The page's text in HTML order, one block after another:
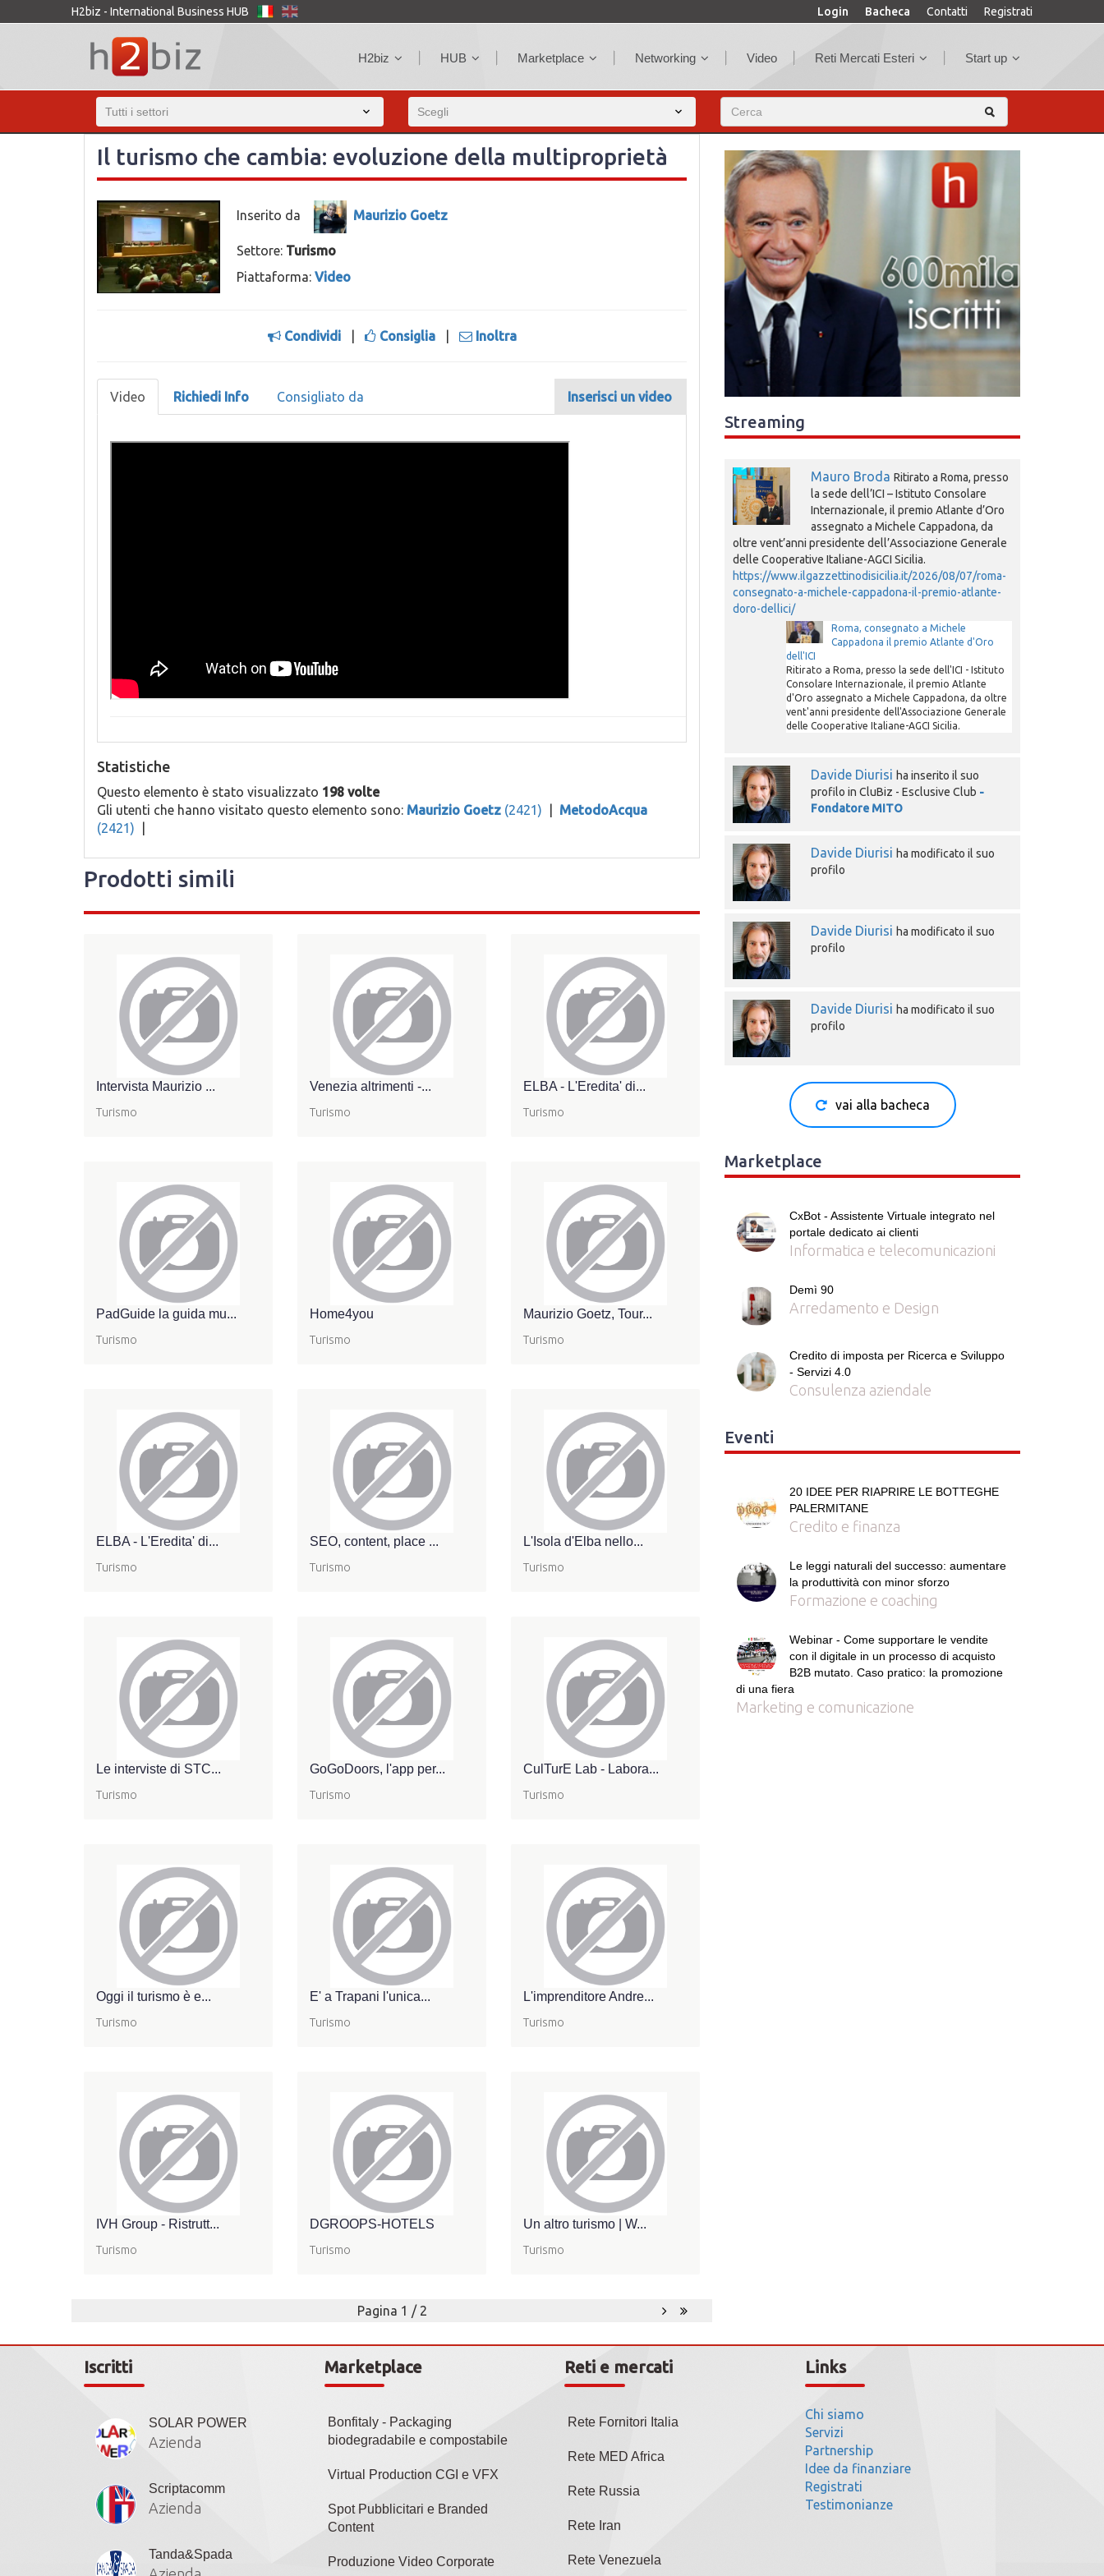
H2biz - International Business HUB Login Bacheca Contatti Registrati
H2biz HUB Marketplace Networking Video Reti Mercati Esteri Start up
Il turismo che cambia: evoluzione della multiproprietà
Inserito da Maurizio Goetz
Settore: Turismo
Piattaforma: Video
Condividi| Consiglia Inoltra
Video Richiedi Info Consigliato da Inserisci un video
Statistiche
Questo elemento è stato visualizzato 198 volte
Gli utenti che hanno visitato questo elemento sono: Maurizio Goetz (2421)
MetodoAcqua
(2421)
Prodotti simili
Intervista Maurizio ...
Turismo
Venezia altrimenti -...
Turismo
ELBA - L'Eredita' di...
Turismo
PadGuide la guida mu...
Turismo
Home4you
Turismo
Maurizio Goetz, Tour...
Turismo
ELBA - L'Eredita' di...
Turismo
SEO, content, place ...
Turismo
L'Isola d'Elba nello...
Turismo
Le interviste di STC...
Turismo
GoGoDoors, l'app per...
Turismo
CulTurE Lab - Labora...
Turismo
Oggi il turismo è e...
Turismo
E' a Trapani l'unica...
Turismo
L'imprenditore Andre...
Turismo
IVH Group - Ristrutt...
Turismo
DGROOPS-HOTELS
Turismo
Un altro turismo | W...
Turismo
Pagina 1 / 2
Streaming
Mauro Broda Ritirato a Roma, presso
la sede dell’ICI – Istituto Consolare
Internazionale, il premio Atlante d’Oro
assegnato a Michele Cappadona, da
oltre vent’anni presidente dell’Associazione Generale
delle Cooperative Italiane-AGCI Sicilia.
https://www.ilgazzettinodisicilia.it/2026/08/07/roma-
consegnato-a-michele-cappadona-il-premio-atlante-
doro-dellici/
Roma, consegnato a Michele
Cappadona il premio Atlante d'Oro
dell'ICI
Ritirato a Roma, presso la sede dell'ICI - Istituto
Consolare Internazionale, il premio Atlante
d'Oro assegnato a Michele Cappadona, da oltre
vent'anni presidente dell'Associazione Generale
delle Cooperative Italiane-AGCI Sicilia.
Davide Diurisi ha inserito il suo
profilo in CluBiz - Esclusive Club -
Fondatore MITO
Davide Diurisi ha modificato il suo
profilo
Davide Diurisi ha modificato il suo
profilo
Davide Diurisi ha modificato il suo
profilo
vai alla bacheca
Marketplace
CxBot - Assistente Virtuale integrato nel
portale dedicato ai clienti
Informatica e telecomunicazioni
Demì 90
Arredamento e Design
Credito di imposta per Ricerca e Sviluppo
- Servizi 4.0
Consulenza aziendale
Eventi
20 IDEE PER RIAPRIRE LE BOTTEGHE
PALERMITANE
Credito e finanza
Le leggi naturali del successo: aumentare
la produttività con minor sforzo
Formazione e coaching
Webinar - Come supportare le vendite
con il digitale in un processo di acquisto
B2B mutato. Caso pratico: la promozione
di una fiera
Marketing e comunicazione
Iscritti
SOLAR POWER
Azienda
Scriptacomm
Azienda
Tanda&Spada
Marketplace
Bonfitaly - Packaging
biodegradabile e compostabile
Virtual Production CGI e VFX
Spot Pubblicitari e Branded
Content
Produzione Video Corporate
Reti e mercati
Rete Fornitori Italia
Rete MED Africa
Rete Russia
Rete Iran
Rete Venezuela
Links
Chi siamo
Servizi
Partnership
Idee da finanziare
Registrati
Testimonianze